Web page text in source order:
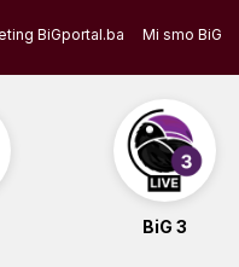
BiGportal.ba Mi smo BiG
BiG 3